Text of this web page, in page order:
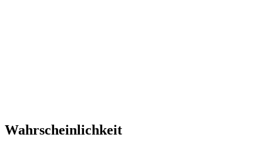
Wahrscheinlichkeit